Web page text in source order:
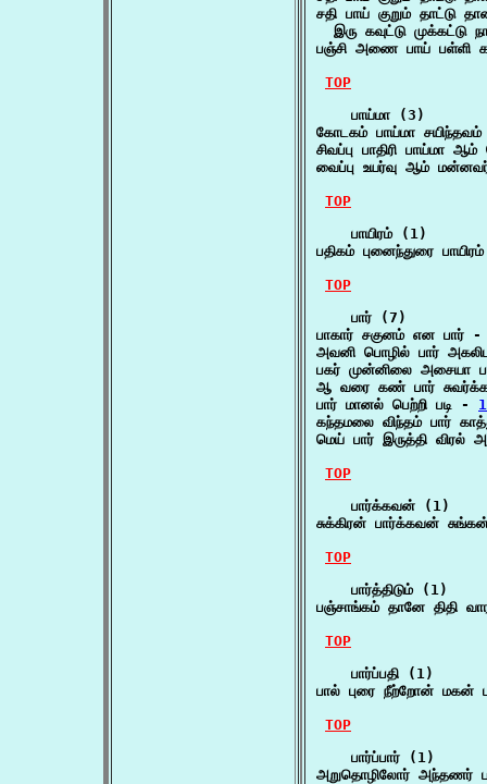
சதி பாய் குறும் தாட்டு
இரு கவுட்டு
பஞ்சி அணை பாய் பள்ளி
TOP
    பாய்மா (3)
கோடகம் பாய்மா
சிவப்பு பாதிரி பாய்மா
வைப்பு உயர்வு ஆம்
TOP
    பாயிரம் (1)
பதிகம் புனைந்துரை
TOP
    பார் (7)
பாகார் சகுனம் என பார்
அவனி பொழில் பார்
பகர் முன்னிலை அசையா
ஆ வரை கண் பார்
பார் மானல் பெற்றி படி -
கந்தமலை விந்தம் பார்
மெய் பார் இருத்தி
TOP
    பார்க்கவன் (1)
சுக்கிரன் பார்க்கவன்
TOP
    பார்த்திடும் (1)
பஞ்சாங்கம் தானே திதி
TOP
    பார்ப்பதி (1)
பால் புரை நீற்றோன் மகன்
TOP
    பார்ப்பார் (1)
அறுதொழிலோர் அந்தணர்